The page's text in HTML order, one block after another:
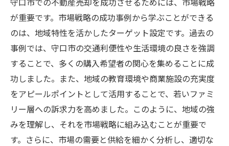
が重要です。市場戦略の成功事例から学ぶことができる
のは、地域特性を活かしたターゲット設定です。過去の
事例では、守口市の交通利便性や生活環境の良さを強調
することで、多くの購入希望者の関心を集めることに成
功しました。また、地域の教育環境や商業施設の充実度
をアピールポイントとして活用することで、若いファミ
リー層への訴求力を高めました。このように、地域の強
みを理解し、それを市場戦略に組み込むことが重要で
す。さらに、市場の需要と供給を細かく分析し、適切な